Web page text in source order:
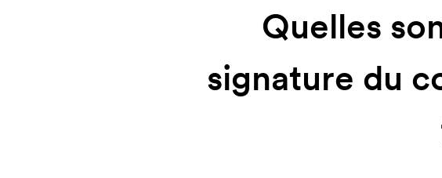
Quelles
signature du